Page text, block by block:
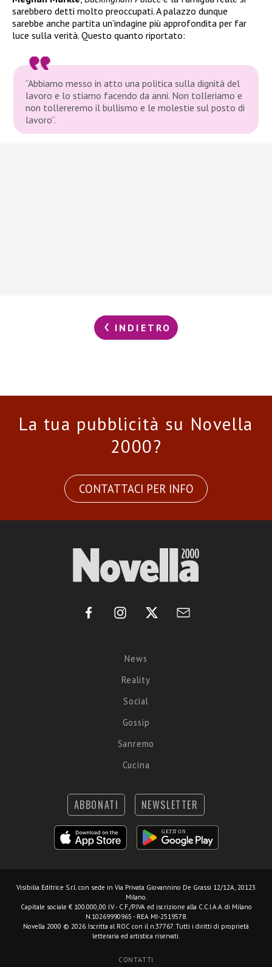
sarebbero detti molto preoccupati. A palazzo dunque
sarebbe anche partita un’indagine più approfondita per far
luce sulla verità. Questo quanto riportato:
“Abbiamo messo in atto una politica sulla dignità del
lavoro e lo stiamo facendo da anni. Non tolleriamo e
non tollereremo il bullismo e le molestie sul posto di
lavoro”.
INDIETRO
La tua pubblicità su Novella
2000?
CONTATTACI PER INFO
News
Reality
Social
Gossip
Sanremo
Cucina
ABBONATI NEWSLETTER
Visibilia Editrice S.r.l. con sede in Via Privata Giovannino De Grassi 12/12A, 20123
Milano.
Capitale sociale € 100.000,00 I.V. - C.F./P.IVA ed iscrizione alla C.C.I.A.A. di Milano
N.10269990965 - REA MI-2519578.
Novella 2000 © 2026. Iscritta al ROC con il n.37767. Tutti i diritti di proprietà
letteraria ed artistica riservati.
CONTATTI